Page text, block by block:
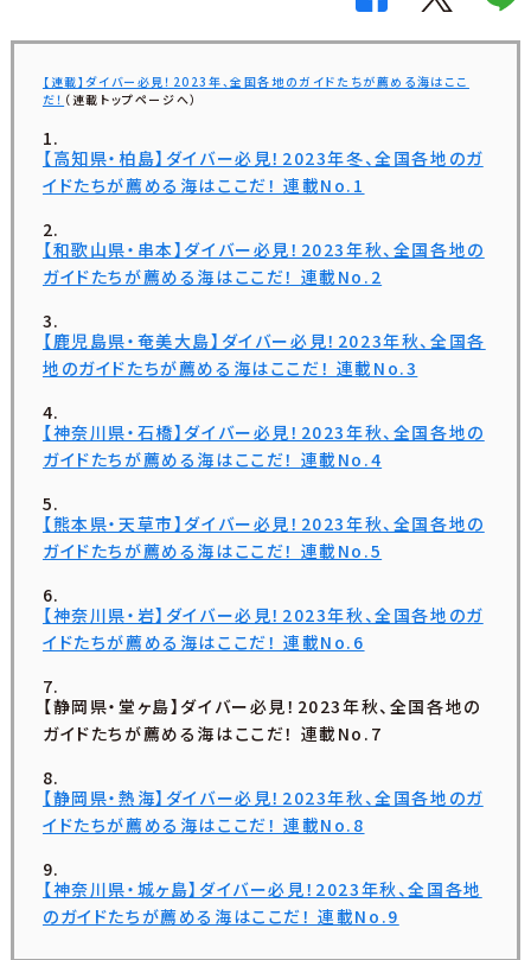
【連載】ダイバー必見！2023年、全国各地のガイドたちが薦める海はここ
だ！ （連載トップページへ）
【高知県・柏島】ダイバー必見！2023年冬、全国各地のガ
イドたちが薦める海はここだ！ 連載No.1
【和歌山県・串本】ダイバー必見！2023年秋、全国各地の
ガイドたちが薦める海はここだ！ 連載No.2
【鹿児島県・奄美大島】ダイバー必見！2023年秋、全国各
地のガイドたちが薦める海はここだ！ 連載No.3
【神奈川県・石橋】ダイバー必見！2023年秋、全国各地の
ガイドたちが薦める海はここだ！ 連載No.4
【熊本県・天草市】ダイバー必見！2023年秋、全国各地の
ガイドたちが薦める海はここだ！ 連載No.5
【神奈川県・岩】ダイバー必見！2023年秋、全国各地のガ
イドたちが薦める海はここだ！ 連載No.6
【静岡県・堂ヶ島】ダイバー必見！2023年秋、全国各地の
ガイドたちが薦める海はここだ！ 連載No.7
【静岡県・熱海】ダイバー必見！2023年秋、全国各地のガ
イドたちが薦める海はここだ！ 連載No.8
【神奈川県・城ヶ島】ダイバー必見！2023年秋、全国各地
のガイドたちが薦める海はここだ！ 連載No.9